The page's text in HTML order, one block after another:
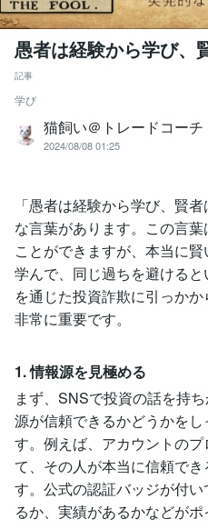
愚者は経験から学び、
記事
学び
猫飼い＠トレードコーチ
2024/08/08 01:25
「愚者は経験から学び、賢
な言葉があります。この言
ことができますが、本当に
学んで、同じ過ちを避ける
を通じた投資詐欺に引っか
非常に重要です。
1. 情報源を見極める
まず、SNSで投資の話を持
源が信頼できるかどうかを
す。例えば、アカウントの
て、その人が本当に信頼で
す。公式の認証バッジが付
るか、実績があるかなどがポ